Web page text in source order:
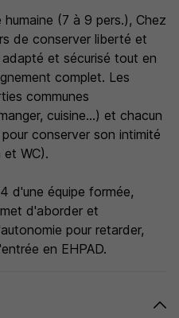
(7 à 9 pers.), Chez
de conserver liberté et
et sécurisé tout en
complet. Les
communes
cuisine...) et chacun
conserver son intimité
WC).
d'une équipe formée,
d'aborder et
pour retarder,
en EHPAD.